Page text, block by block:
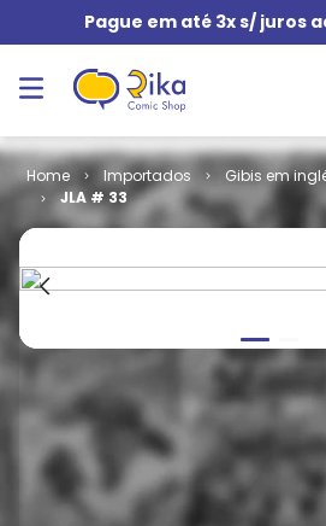
Pague em até 3x s/ juros
Importados Gibis em
JLA # 33